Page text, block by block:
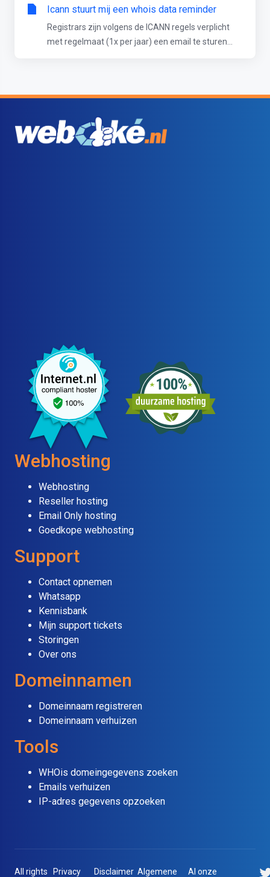
Icann stuurt mij een whois data reminder
Registrars zijn volgens de ICANN regels verplicht
met regelmaat (1x per jaar) een email te sturen...
Webhosting
Webhosting
Reseller hosting
Email Only hosting
Goedkope webhosting
Support
Contact opnemen
Whatsapp
Kennisbank
Mijn support tickets
Storingen
Over ons
Domeinnamen
Domeinnaam registreren
Domeinnaam verhuizen
Tools
WHOis domeingegevens zoeken
Emails verhuizen
IP-adres gegevens opzoeken
All rights Privacy Disclaimer Algemene Al onze